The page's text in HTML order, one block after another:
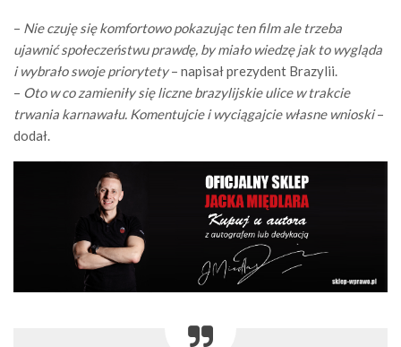
– Nie czuję się komfortowo pokazując ten film ale trzeba
ujawnić społeczeństwu prawdę, by miało wiedzę jak to wygląda
i wybrało swoje priorytety– napisał prezydent Brazylii.
– Oto w co zamieniły się liczne brazylijskie ulice w trakcie
trwania karnawału. Komentujcie i wyciągajcie własne wnioski–
dodał.